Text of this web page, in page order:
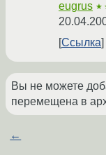
eugrus
Ссылка
Вы не можете
перемещена в
←